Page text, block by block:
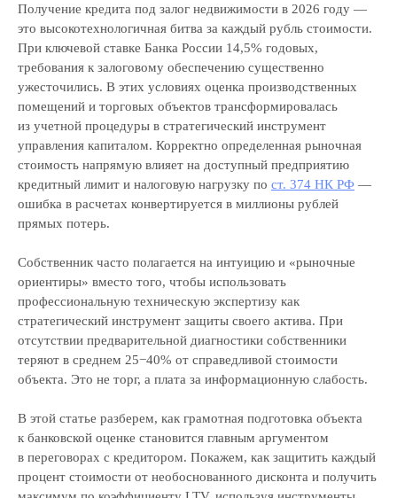
Получение кредита под залог недвижимости в 2026 году —
это высокотехнологичная битва за каждый рубль стоимости.
При ключевой ставке Банка России 14,5% годовых,
требования к залоговому обеспечению существенно
ужесточились. В этих условиях оценка производственных
помещений и торговых объектов трансформировалась
из учетной процедуры в стратегический инструмент
управления капиталом. Корректно определенная рыночная
стоимость напрямую влияет на доступный предприятию
кредитный лимит и налоговую нагрузку по ст. 374 НК РФ —
ошибка в расчетах конвертируется в миллионы рублей
прямых потерь.
Собственник часто полагается на интуицию и «рыночные
ориентиры» вместо того, чтобы использовать
профессиональную техническую экспертизу как
стратегический инструмент защиты своего актива. При
отсутствии предварительной диагностики собственники
теряют в среднем 25−40% от справедливой стоимости
объекта. Это не торг, а плата за информационную слабость.
В этой статье разберем, как грамотная подготовка объекта
к банковской оценке становится главным аргументом
в переговорах с кредитором. Покажем, как защитить каждый
процент стоимости от необоснованного дисконта и получить